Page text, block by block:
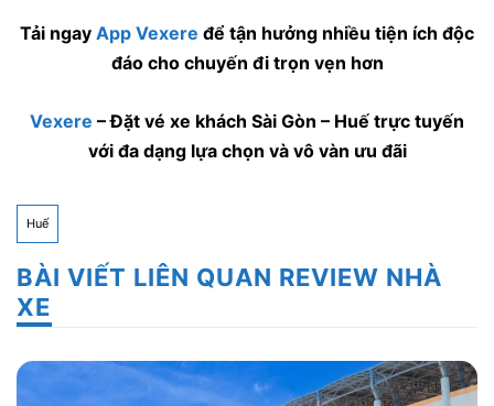
Tải ngay App Vexere để tận hưởng nhiều tiện ích độc
đáo cho chuyến đi trọn vẹn hơn
Vexere – Đặt vé xe khách Sài Gòn – Huế trực tuyến
với đa dạng lựa chọn và vô vàn ưu đãi
Huế
BÀI VIẾT LIÊN QUAN REVIEW NHÀ
XE